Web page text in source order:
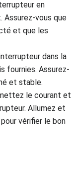
en
Assurez-vous que
et que les
dans la
fournies. Assurez-
et stable.
le courant et
Allumez et
vérifier le bon